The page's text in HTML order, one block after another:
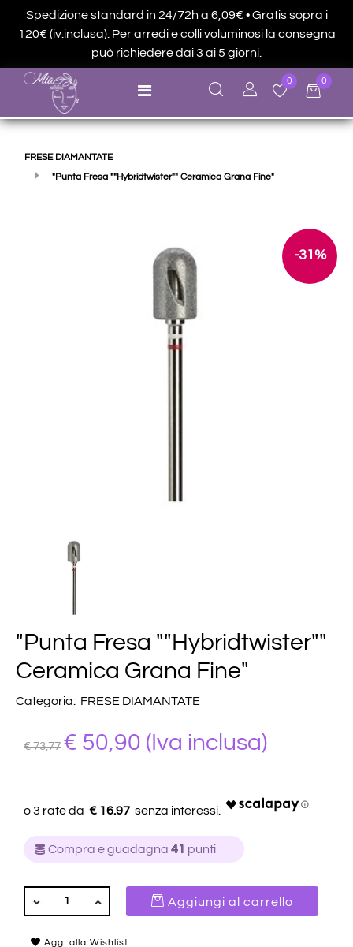
Spedizione standard in 24/72h a 6,09€ • Gratis sopra i
120€ (iv.inclusa). Per arredi e colli voluminosi la consegna
può richiedere dai 3 ai 5 giorni.
Open menu
0 0
FRESE DIAMANTATE
"Punta Fresa ""Hybridtwister"" Ceramica Grana Fine"
-31%
"Punta Fresa ""Hybridtwister""
Ceramica Grana Fine"
Categoria: FRESE DIAMANTATE
€ 73,77 € 50,90 (Iva inclusa)
€ 16.97
Compra e guadagna 41 punti
QUANTITÀ
Aggiungi al carrello
Agg. alla Wishlist